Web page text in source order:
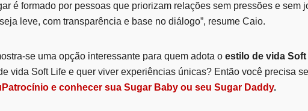
é formado por pessoas que priorizam relações sem pressões e sem
leve, com transparência e base no diálogo”, resume Caio.
se uma opção interessante para quem adota o estilo de vida Soft
vida Soft Life e quer viver experiências únicas? Então você precisa se
e conhecer sua Sugar Baby ou seu Sugar Daddy.